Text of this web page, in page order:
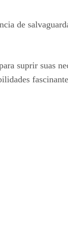
de
suprir suas